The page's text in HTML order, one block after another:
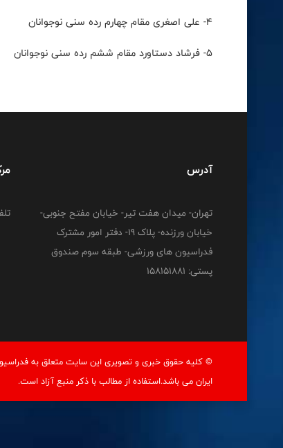
۴- علی اصغری مقام چهارم رده سنی نوجوانان
۵- فرشاد دستاورد مقام ششم رده سنی نوجوانان
آدرس
تهران- میدان هفت تیر- خیابان مفتح جنوبی-
خیابان ورزنده- پلاک 19- دفتر امور مشترک
فدراسیون های ورزشی- طبقه سوم صندوق
پستی: 158151881
© کليه حقوق خبری و تصويری اين سايت متعلق به
ايران می باشد.استفاده از مطالب با ذكر منبع آزاد است.